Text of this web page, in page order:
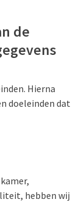
de
Hierna
doeleinden dat
hebben wij